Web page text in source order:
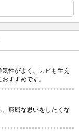
性がよく、カビも生え
すすめです。
窮屈な思いをしたくな